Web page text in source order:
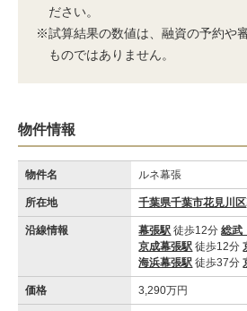
ださい。
※試算結果の数値は、融資の予約や
ものではありません。
物件情報
物件名 ルネ幕張
所在地 千葉県千葉市花見川区
沿線情報 幕張駅 徒歩12分総武
京成幕張駅 徒歩12分
海浜幕張駅 徒歩37分
価格 3,290万円